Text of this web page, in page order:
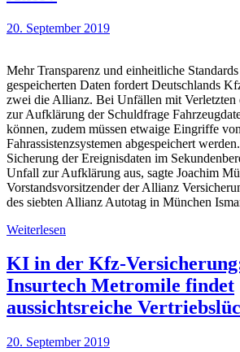
20. September 2019
Mehr Transparenz und einheitliche
gespeicherten Daten fordert Deutschlands
zwei die Allianz. Bei Unfällen mit Verletzten
zur Aufklärung der Schuldfrage
können, zudem müssen etwaige Eingriffe von
Fahrassistenzsystemen abgespeichert
Sicherung der Ereignisdaten im
Unfall zur Aufklärung aus, sagte Joachim
Vorstandsvorsitzender der Allianz
des siebten Allianz Autotag in München
Weiterlesen
KI in der Kfz-
Insurtech Metromile findet
aussichtsreiche
20. September 2019